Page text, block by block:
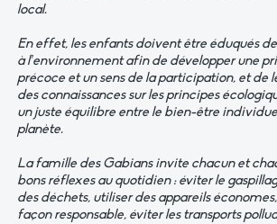
local.
En effet, les enfants doivent être éduqués
à l’environnement afin de développer une
précoce et un sens de la participation, et de
des connaissances sur les principes
un juste équilibre entre le bien-être
planète.
La famille des Gabians invite chacun et
bons réflexes au quotidien : éviter le
des déchets, utiliser des appareils
façon responsable, éviter les transports